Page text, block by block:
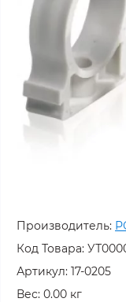
Производитель:
Код Товара:
Артикул: 17-0205
Вес: 0.00 кг